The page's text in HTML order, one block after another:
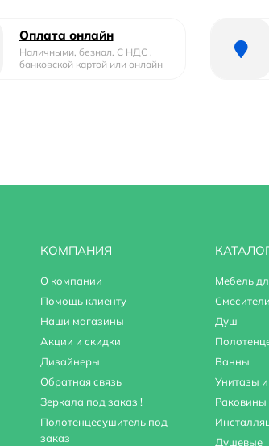
Оплата онлайн
Наличными, безнал. С НДС ,
банковской картой или онлайн
КОМПАНИЯ
О компании
Помощь клиенту
Наши магазины
Акции и скидки
Дизайнеры
Обратная связь
Зеркала под заказ !
Полотенцесушитель под
заказ
Мебель
Смесители
Душ
Ванны
Унитазы
Раковины
Душевые